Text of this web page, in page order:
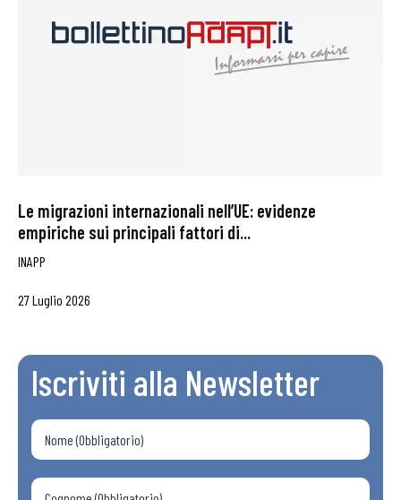
Le migrazioni internazionali nell’UE: evidenze
empiriche sui principali fattori di...
INAPP
27 Luglio 2026
Iscriviti alla Newsletter